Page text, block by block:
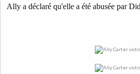
Ally a déclaré qu'elle a été abusée par